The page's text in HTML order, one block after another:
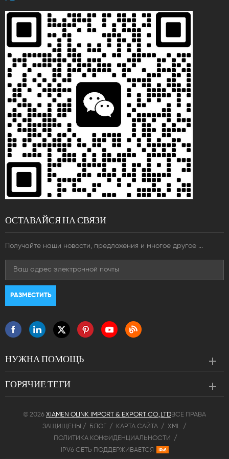
ОСТАВАЙСЯ НА СВЯЗИ
Получайте наши новости, предложения и многое другое ...
НУЖНА ПОМОЩЬ
ГОРЯЧИЕ ТЕГИ
© 2026 XIAMEN OLINK IMPORT & EXPORT CO.,LTDВСЕ ПРАВА
ЗАЩИЩЕНЫ /
БЛОГ / КАРТА САЙТА / XML /
ПОЛИТИКА КОНФИДЕНЦИАЛЬНОСТИ
/
IPV6 СЕТЬ ПОДДЕРЖИВАЕТСЯ